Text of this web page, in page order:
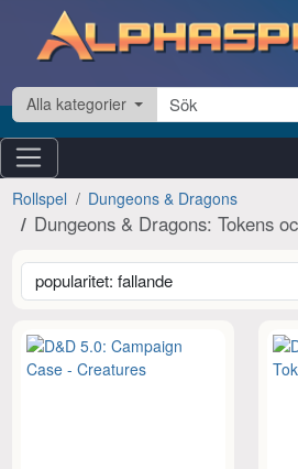
Hoppa till innehåll
Alla kategorier
Rollspel Dungeons & Dragons
Dungeons & Dragons: Tokens